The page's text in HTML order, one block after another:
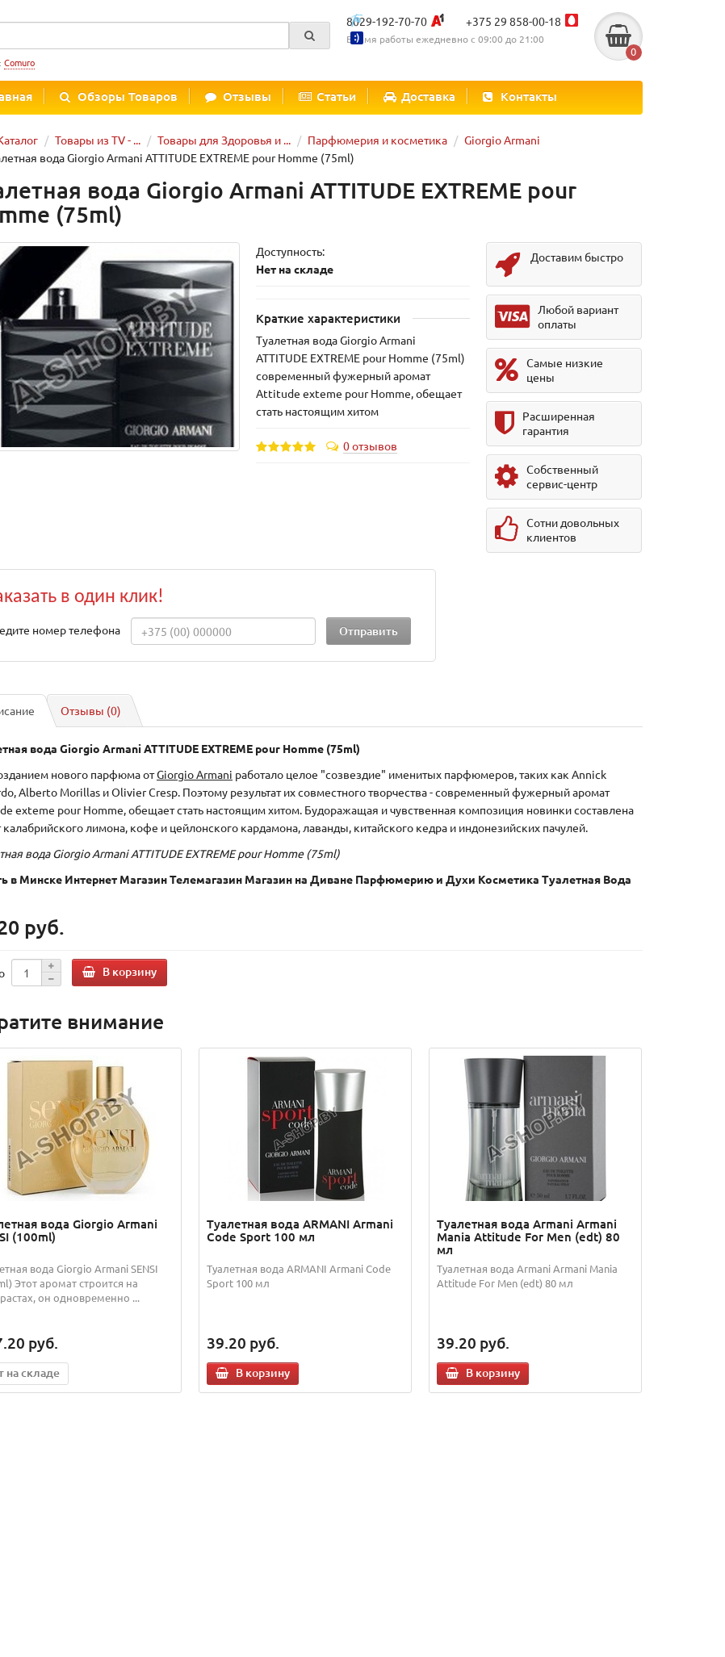
8029-192-70-70 +375 29 858-00-18
Время работы ежедневно с 09:00 до 21:00
0
Comuro
Обзоры Товаров Отзывы Статьи Доставка Контакты
Товары из TV - ... Товары для Здоровья и ... Парфюмерия и косметика
Giorgio Armani
вода Giorgio Armani ATTITUDE EXTREME pour Homme (75ml)
вода Giorgio Armani ATTITUDE EXTREME pour
(75ml)
Доступность:
Нет на складе
Краткие характеристики
Туалетная вода Giorgio Armani
ATTITUDE EXTREME pour Homme (75ml)
современный фужерный аромат
Attitude exteme pour Homme, обещает
стать настоящим хитом
0 отзывов
Доставим быстро
Любой вариант
оплаты
Самые низкие
цены
Расширенная
гарантия
Собственный
сервис-центр
Сотни довольных
клиентов
в один клик!
номер телефона
Отзывы (0)
вода Giorgio Armani ATTITUDE EXTREME pour Homme (75ml)
нового парфюма отGiorgio Armani работало целое "созвездие" именитых парфюмеров, таких как Annick
Alberto Morillas и Olivier Cresp. Поэтому результат их совместного творчества - современный фужерный аромат
exteme pour Homme, обещает стать настоящим хитом. Будоражащая и чувственная композиция новинки составлена
калабрийского лимона, кофе и цейлонского кардамона, лаванды, китайского кедра и индонезийских пачулей.
вода Giorgio Armani ATTITUDE EXTREME pour Homme (75ml)
в Минске Интернет Магазин Телемагазин Магазин на Диване Парфюмерию и Духи Косметика Туалетная Вода
руб.
В корзину
внимание
вода Giorgio Armani
(100ml)
вода Giorgio Armani SENSI
Этот аромат строится на
он одновременно ...
руб.
на складе
Туалетная вода ARMANI Armani
Code Sport 100 мл
Туалетная вода ARMANI Armani Code
Sport 100 мл
39.20 руб.
В корзину
Туалетная вода Armani Armani
Mania Attitude For Men (edt) 80
мл
Туалетная вода Armani Armani Mania
Attitude For Men (edt) 80 мл
39.20 руб.
В корзину